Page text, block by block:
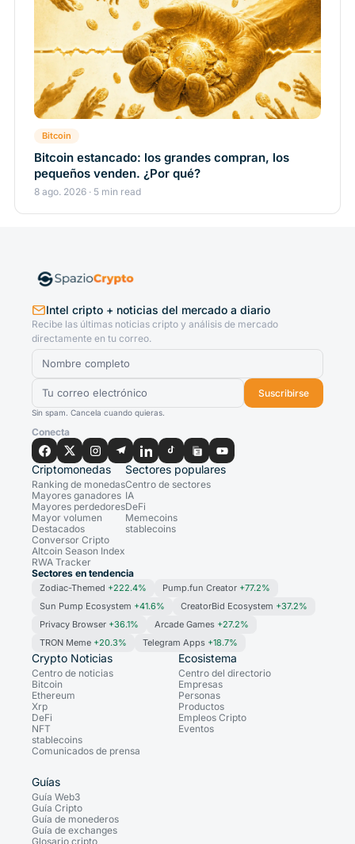
Bitcoin
Bitcoin estancado: los grandes compran, los
pequeños venden. ¿Por qué?
8 ago. 2026 · 5 min read
Intel cripto + noticias del mercado a diario
Recibe las últimas noticias cripto y análisis de mercado
directamente en tu correo.
Suscribirse
Sin spam. Cancela cuando quieras.
Conecta
Criptomonedas
Ranking de monedas
Mayores ganadores
Mayores perdedores
Mayor volumen
Destacados
Conversor Cripto
Altcoin Season Index
RWA Tracker
Sectores populares
Centro de sectores
IA
DeFi
Memecoins
stablecoins
Sectores en tendencia
Zodiac-Themed +222.4% Pump.fun Creator +77.2%
Sun Pump Ecosystem +41.6% CreatorBid Ecosystem +37.2%
Privacy Browser +36.1% Arcade Games +27.2%
TRON Meme +20.3% Telegram Apps +18.7%
Crypto Noticias
Centro de noticias
Bitcoin
Ethereum
Xrp
DeFi
NFT
stablecoins
Comunicados de prensa
Ecosistema
Centro del directorio
Empresas
Personas
Productos
Empleos Cripto
Eventos
Guías
Guía Web3
Guía Cripto
Guía de monederos
Guía de exchanges
Glosario cripto